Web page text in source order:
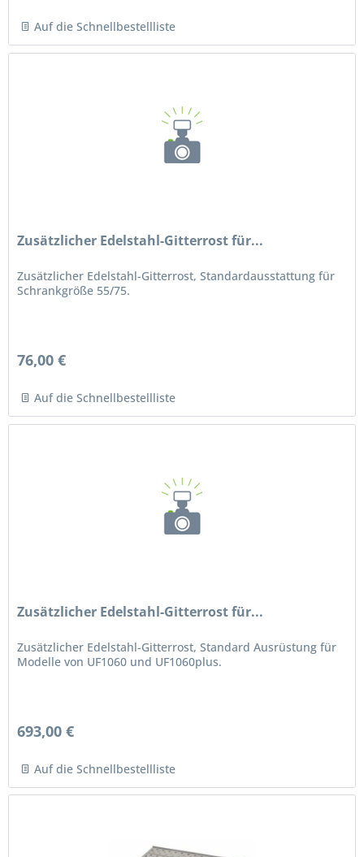
Auf die Schnellbestellliste
Zusätzlicher Edelstahl-Gitterrost für...
Zusätzlicher Edelstahl-Gitterrost, Standardausstattung für
Schrankgröße 55/75.
76,00 €
Auf die Schnellbestellliste
Zusätzlicher Edelstahl-Gitterrost für...
Zusätzlicher Edelstahl-Gitterrost, Standard Ausrüstung für
Modelle von UF1060 und UF1060plus.
693,00 €
Auf die Schnellbestellliste